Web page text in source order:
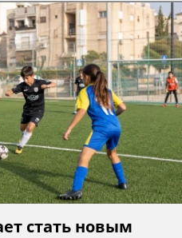
стать новым